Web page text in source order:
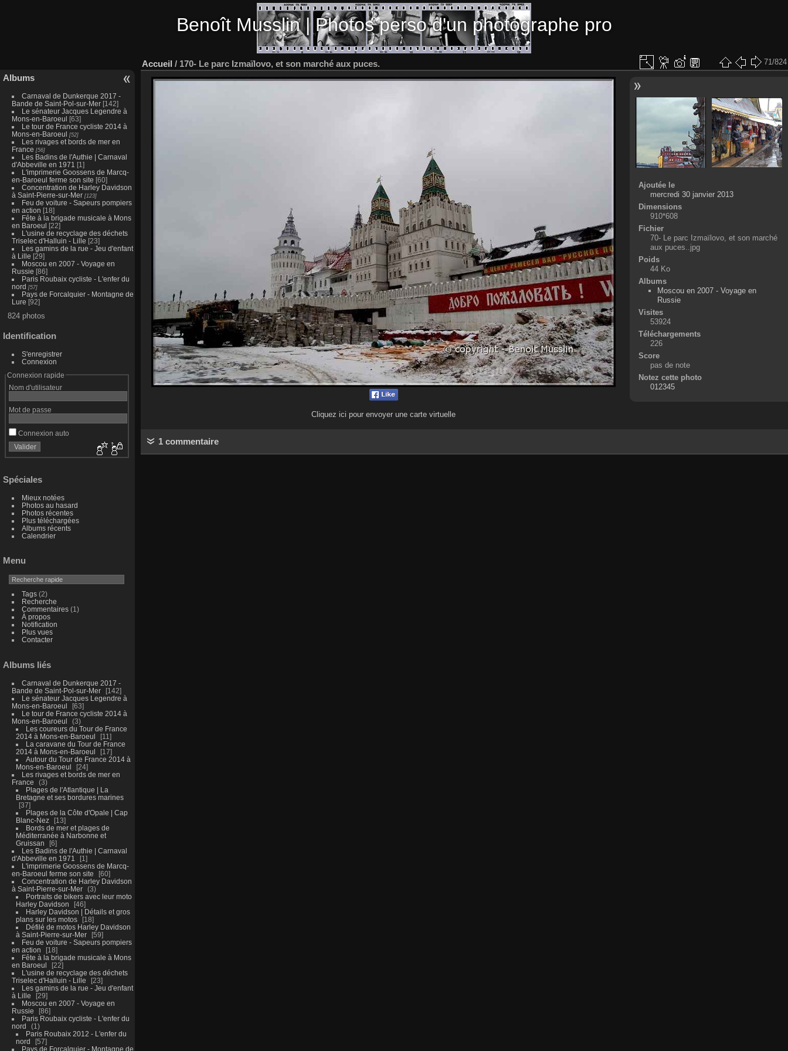
Benoît Musslin | Photos perso d'un photographe pro
Albums
Carnaval de Dunkerque 2017 -
Bande de Saint-Pol-sur-Mer[142]
Le sénateur Jacques Legendre à
Mons-en-Baroeul [63]
Le tour de France cycliste 2014 à
Mons-en-Baroeul [52]
Les rivages et bords de mer en
France [56]
Les Badins de l'Authie | Carnaval
d'Abbeville en 1971 [1]
L'imprimerie Goossens de Marcq-
en-Baroeul ferme son site [60]
Concentration de Harley Davidson
à Saint-Pierre-sur-Mer[123]
Feu de voiture - Sapeurs pompiers
en action [18]
Fête à la brigade musicale à Mons
en Baroeul [22]
L'usine de recyclage des déchets
Triselec d'Halluin - Lille [23]
Les gamins de la rue - Jeu d'enfant
à Lille [29]
Moscou en 2007 - Voyage en
Russie [86]
Paris Roubaix cycliste - L'enfer du
nord [57]
Pays de Forcalquier - Montagne de
Lure [92]
824 photos
Identification
S'enregistrer
Connexion
Connexion rapide
Nom d'utilisateur
Mot de passe
Connexion auto
Spéciales
Mieux notées
Photos au hasard
Photos récentes
Plus téléchargées
Albums récents
Calendrier
Menu
Tags(2)
Recherche
Commentaires(1)
À propos
Notification
Plus vues
Contacter
Albums liés
Carnaval de Dunkerque 2017 -
Bande de Saint-Pol-sur-Mer
142
Le sénateur Jacques Legendre à
Mons-en-Baroeul
63
Le tour de France cycliste 2014 à
Mons-en-Baroeul
3
Les coureurs du Tour de France
2014 à Mons-en-Baroeul
11
La caravane du Tour de France
2014 à Mons-en-Baroeul
17
Autour du Tour de France 2014 à
Mons-en-Baroeul
24
Les rivages et bords de mer en
France
3
Plages de l'Atlantique | La
Bretagne et ses bordures marines
37
Plages de la Côte d'Opale | Cap
Blanc-Nez
13
Bords de mer et plages de
Méditerranée à Narbonne et
Gruissan
6
Les Badins de l'Authie | Carnaval
d'Abbeville en 1971
1
L'imprimerie Goossens de Marcq-
en-Baroeul ferme son site
60
Concentration de Harley Davidson
à Saint-Pierre-sur-Mer
3
Portraits de bikers avec leur moto
Harley Davidson
46
Harley Davidson | Détails et gros
plans sur les motos
18
Défilé de motos Harley Davidson
à Saint-Pierre-sur-Mer
59
Feu de voiture - Sapeurs pompiers
en action
18
Fête à la brigade musicale à Mons
en Baroeul
22
L'usine de recyclage des déchets
Triselec d'Halluin - Lille
23
Les gamins de la rue - Jeu d'enfant
à Lille
29
Moscou en 2007 - Voyage en
Russie
86
Paris Roubaix cycliste - L'enfer du
nord
1
Paris Roubaix 2012 - L'enfer du
nord
57
Pays de Forcalquier - Montagne de
Accueil / 170- Le parc Izmaïlovo, et son marché aux puces. 71/824
Cliquez ici pour envoyer une carte virtuelle
Ajoutée le
mercredi 30 janvier 2013
Dimensions
910*608
Fichier
70- Le parc Izmaïlovo, et son marché
aux puces..jpg
Poids
44 Ko
Albums
Moscou en 2007 - Voyage en
Russie
Visites
53924
Téléchargements
226
Score
pas de note
Notez cette photo
1 commentaire